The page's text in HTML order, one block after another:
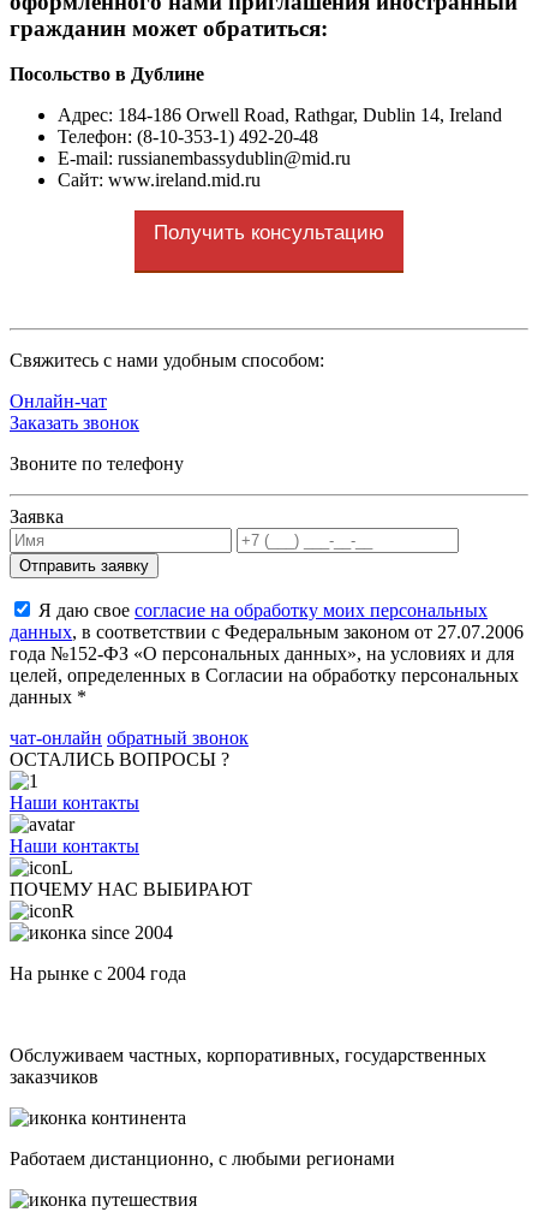
гражданин может обратиться:
Посольство в Дублине
Адрес: 184-186 Orwell Road, Rathgar, Dublin 14, Ireland
Телефон: (8-10-353-1) 492-20-48
E-mail: russianembassydublin@mid.ru
Сайт: www.ireland.mid.ru
Получить консультацию
Cвяжитесь с нами удобным способом:
Онлайн-чат
Заказать звонок
Звоните по телефону
Заявка
Я даю свое согласие на обработку моих персональных
данных, в соответствии с Федеральным законом от 27.07.2006
года №152-ФЗ «О персональных данных», на условиях и для
целей, определенных в Согласии на обработку персональных
данных *
чат-онлайн обратный звонок
ОСТАЛИСЬ ВОПРОСЫ ?
Наши контакты
Наши контакты
ПОЧЕМУ НАС ВЫБИРАЮТ
На рынке с 2004 года
Обслуживаем частных, корпоративных, государственных
заказчиков
Работаем дистанционно, с любыми регионами